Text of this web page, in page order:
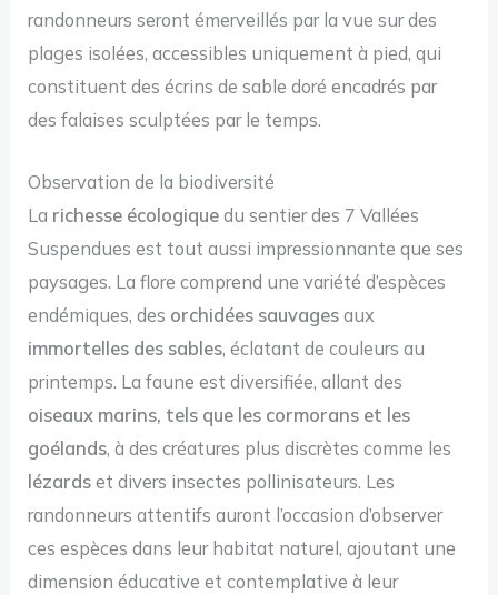
randonneurs seront émerveillés par la vue sur des
plages isolées, accessibles uniquement à pied, qui
constituent des écrins de sable doré encadrés par
des falaises sculptées par le temps.
Observation de la biodiversité
La richesse écologiquedu sentier des 7 Vallées
Suspendues est tout aussi impressionnante que ses
paysages. La flore comprend une variété d’espèces
endémiques, des orchidées sauvages aux
immortelles des sables, éclatant de couleurs au
printemps. La faune est diversifiée, allant des
oiseaux marins, tels que les cormorans et les
goélands, à des créatures plus discrètes comme les
lézards et divers insectes pollinisateurs. Les
randonneurs attentifs auront l’occasion d’observer
ces espèces dans leur habitat naturel, ajoutant une
dimension éducative et contemplative à leur